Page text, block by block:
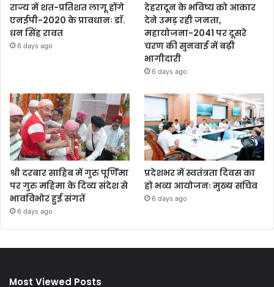
राज्य में शत-प्रतिशत लागू होंगे
एनईपी-2020 के प्रावधानः डाॅ.
धन सिंह रावत
6 days ago
देहरादून के भविष्य को आकार
देने उमड़ रही जनता,
महायोजना-2041 पर दूसरे
चरण की सुनवाई में बढ़ी
भागीदारी
6 days ago
श्री दरबार साहिब में गुरु पूर्णिमा
पर गुरु महिमा के दिव्य संदेश से
भावविभोर हुई संगतें
6 days ago
प्रदेशभर में स्वतंत्रता दिवस का
हो भव्य आयोजनः मुख्य सचिव
6 days ago
Most Viewed Posts